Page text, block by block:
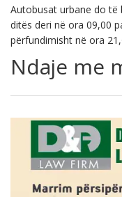
Autobusat urbane do të
ditës deri në ora 09,00
përfundimisht në ora
Ndaje me